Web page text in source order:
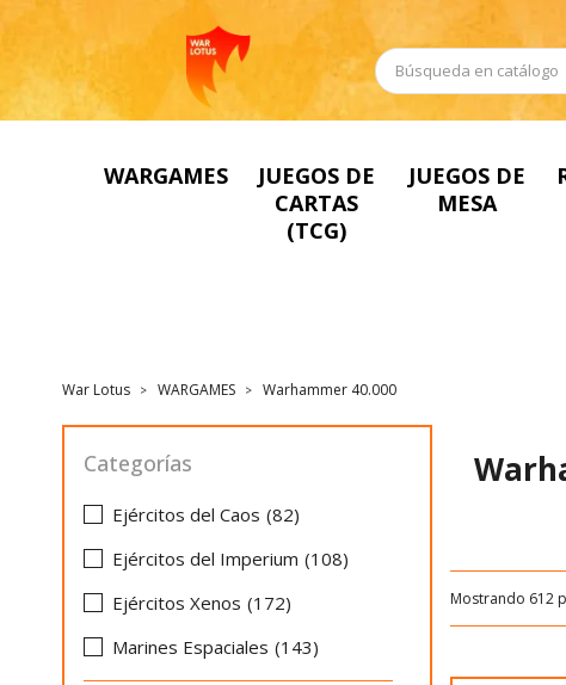
WARGAMES
JUEGOS DE
CARTAS
(TCG)
JUEGOS DE
MESA
War Lotus WARGAMES Warhammer 40.000
Categorías
Ejércitos del Caos (82)
Ejércitos del Imperium (108)
Ejércitos Xenos (172)
Marines Espaciales (143)
Mostrando 612